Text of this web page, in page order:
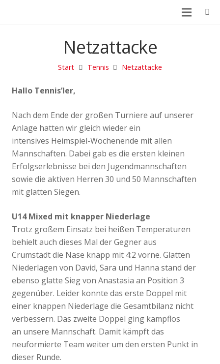
Netzattacke
Start Tennis Netzattacke
Hallo Tennis’ler,
Nach dem Ende der großen Turniere auf unserer
Anlage hatten wir gleich wieder ein
intensives Heimspiel-Wochenende mit allen
Mannschaften. Dabei gab es die ersten kleinen
Erfolgserlebnisse bei den Jugendmannschaften
sowie die aktiven Herren 30 und 50 Mannschaften
mit glatten Siegen.
U14 Mixed mit knapper Niederlage
Trotz großem Einsatz bei heißen Temperaturen
behielt auch dieses Mal der Gegner aus
Crumstadt die Nase knapp mit 4:2 vorne. Glatten
Niederlagen von David, Sara und Hanna stand der
ebenso glatte Sieg von Anastasia an Position 3
gegenüber. Leider konnte das erste Doppel mit
einer knappen Niederlage die Gesamtbilanz nicht
verbessern. Das zweite Doppel ging kampflos
an unsere Mannschaft. Damit kämpft das
neuformierte Team weiter um den ersten Punkt in
dieser Runde.